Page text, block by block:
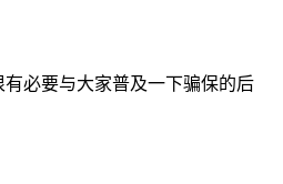
必要与大家普及一下骗保的后